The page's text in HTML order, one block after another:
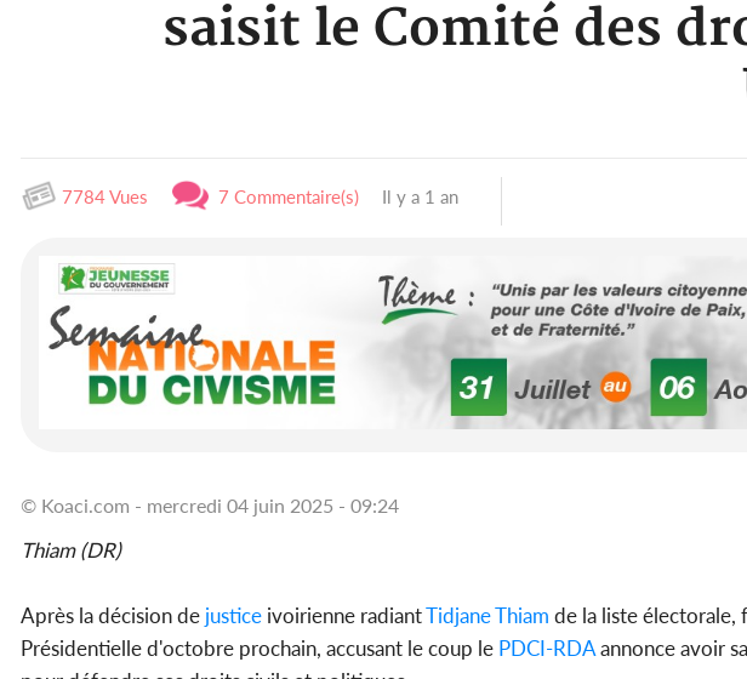
saisit le Comité des
7784 Vues 7 Commentaire(s) Il y a 1 an
© Koaci.com - mercredi 04 juin 2025 - 09:24
Thiam (DR)
Après la décision de justice ivoirienne radiantTidjane Thiam de la liste électorale,
Présidentielle d'octobre prochain, accusant le coup le PDCI-RDAannonce avoir
Côte
la